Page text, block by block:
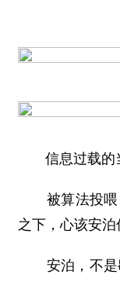
信息过载的当
被算法投喂
之下，心该安泊
安泊，不是